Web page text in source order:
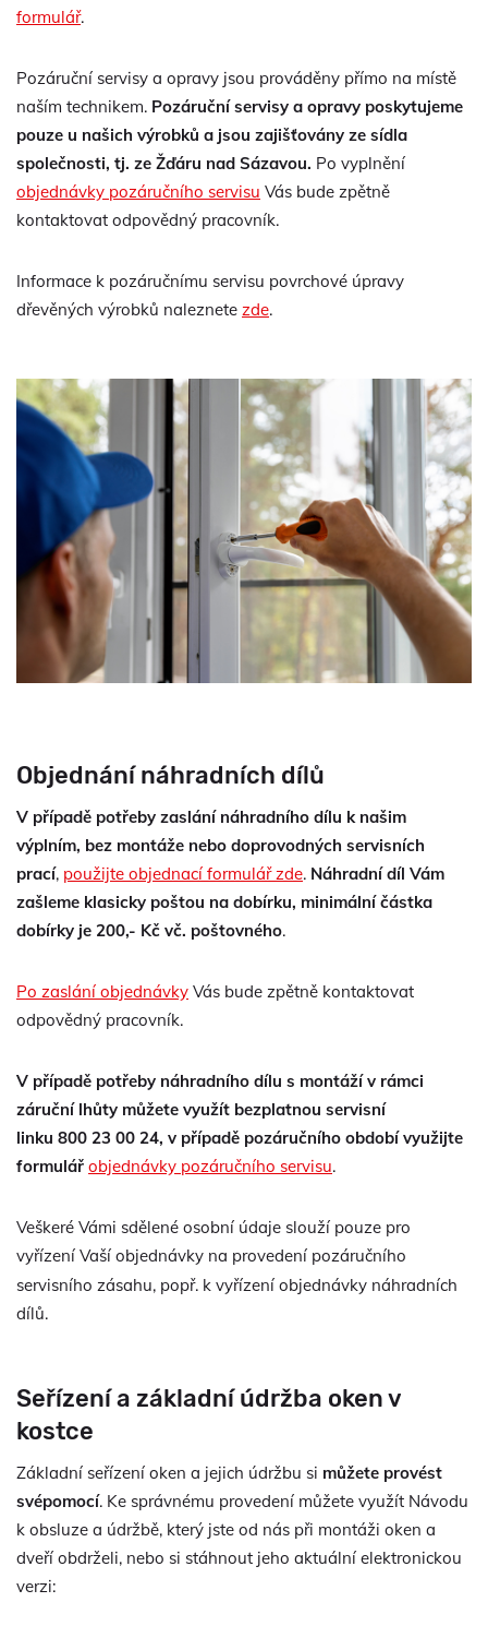
formulář.
Pozáruční servisy a opravy jsou prováděny přímo na místě
naším technikem. Pozáruční servisy a opravy poskytujeme
pouze u našich výrobků a jsou zajišťovány ze sídla
společnosti, tj. ze Žďáru nad Sázavou. Po vyplnění
objednávky pozáručního servisu Vás bude zpětně
kontaktovat odpovědný pracovník.
Informace k pozáručnímu servisu povrchové úpravy
dřevěných výrobků naleznete zde.
Objednání náhradních dílů
V případě potřeby zaslání náhradního dílu k našim
výplním, bez montáže nebo doprovodných servisních
prací, použijte objednací formulář zde. Náhradní díl Vám
zašleme klasicky poštou na dobírku, minimální částka
dobírky je 200,- Kč vč. poštovného.
Po zaslání objednávky Vás bude zpětně kontaktovat
odpovědný pracovník.
V případě potřeby náhradního dílu s montáží v rámci
záruční lhůty můžete využít bezplatnou servisní
linku 800 23 00 24, v případě pozáručního období využijte
formulář objednávky pozáručního servisu.
Veškeré Vámi sdělené osobní údaje slouží pouze pro
vyřízení Vaší objednávky na provedení pozáručního
servisního zásahu, popř. k vyřízení objednávky náhradních
dílů.
Seřízení a základní údržba oken v
kostce
Základní seřízení oken a jejich údržbu si můžete provést
svépomocí. Ke správnému provedení můžete využít Návodu
k obsluze a údržbě, který jste od nás při montáži oken a
dveří obdrželi, nebo si stáhnout jeho aktuální elektronickou
verzi: